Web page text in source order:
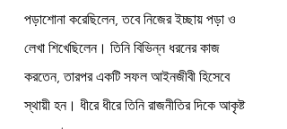
পড়াশোনা করেছিলেন, তবে নিজের ইচ্ছায় পড়া ও
লেখা শিখেছিলেন। তিনি বিভিন্ন ধরনের কাজ
করতেন, তারপর একটি সফল আইনজীবী হিসেবে
স্থায়ী হন। ধীরে ধীরে তিনি রাজনীতির দিকে আকৃষ্ট